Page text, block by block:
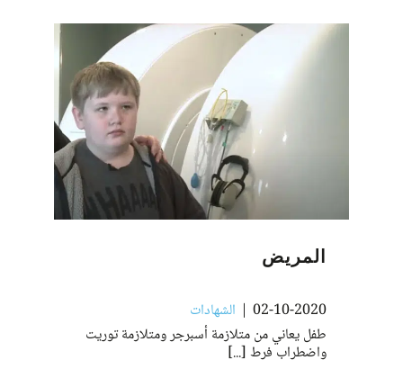
المريض
02-10-2020
| الشهادات
طفل يعاني من متلازمة أسبرجر ومتلازمة توريت
واضطراب فرط [...]